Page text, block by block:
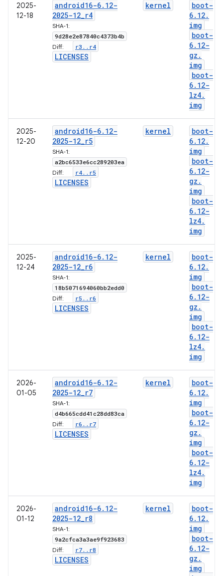
2025-
12-18
android16-6. 12-
2025-12_r4
SHA-1:
9d28e2e87840c4373b4b
Diff: r3 . . r4
LICENSES
kernel
boot-
6. 12.
img
boot-
6. 12-
gz .
img
boot-
6. 12-
lz4.
img
2025-
12-20
android16-6. 12-
2025-12_r5
SHA-1:
a2bc6533e6cc289203ea
Diff: r4. . r5
LICENSES
kernel
boot-
6. 12.
img
boot-
6. 12-
gz .
img
boot-
6. 12-
lz4.
img
2025-
12-24
android16-6. 12-
2025-12_r6
SHA-1:
18b5071694060bb2edd0
Diff: r5 . . r6
LICENSES
kernel
boot-
6. 12.
img
boot-
6. 12-
gz .
img
boot-
6. 12-
lz4.
img
2026-
01-05
android16-6. 12-
2025-12_r7
SHA-1:
d4b665cdd41c28dd83ca
Diff: r6 . . r7
LICENSES
kernel
boot-
6. 12.
img
boot-
6. 12-
gz .
img
boot-
6. 12-
lz4.
img
2026-
01-12
android16-6. 12-
2025-12_r8
SHA-1:
9a2cfca3a3ae9f923683
Diff: r7. . r8
LICENSES
kernel
boot-
6. 12.
img
boot-
6. 12-
gz .
img